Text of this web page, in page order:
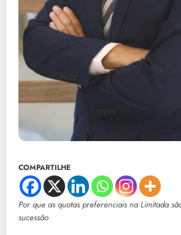
COMPARTILHE
Por que as quotas preferenciais na Limitada
sucessão